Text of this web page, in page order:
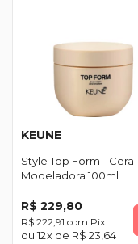
KEUNE
Style Top Form - Cera
Modeladora 100ml
R$ 229,80
R$ 222,91 com Pix
12x de R$ 23,64